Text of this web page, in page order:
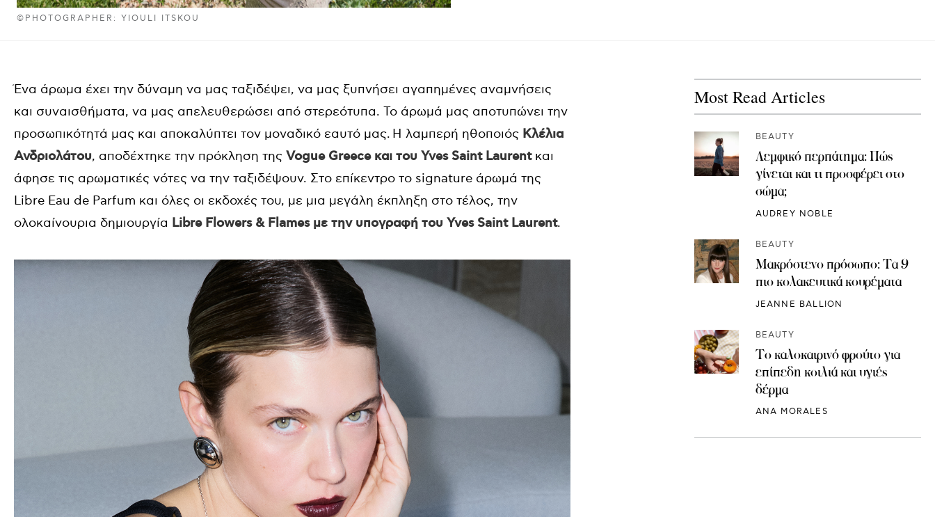
©PHOTOGRAPHER: YIOULI ITSKOU
Ένα άρωμα έχει την δύναμη να μας ταξιδέψει, να μας ξυπνήσει αγαπημένες αναμνήσεις
και συναισθήματα, να μας απελευθερώσει από στερεότυπα. Το άρωμά μας αποτυπώνει την
προσωπικότητά μας και αποκαλύπτει τον μοναδικό εαυτό μας. Η λαμπερή ηθοποιός Κλέλια
Ανδριολάτου, αποδέχτηκε την πρόκληση της Vogue Greece και του Yves Saint Laurentκαι
άφησε τις αρωματικές νότες να την ταξιδέψουν. Στο επίκεντρο το signature άρωμά της
Libre Eau de Parfum και όλες οι εκδοχές του, με μια μεγάλη έκπληξη στο τέλος, την
ολοκαίνουρια δημιουργία Libre Flowers & Flames με την υπογραφή του Yves Saint Laurent.
Most Read Articles
BEAUTY
Λεμφικό περπάτημα: Πώς
γίνεται και τι προσφέρει στο
σώμα;
AUDREY NOBLE
BEAUTY
Μακρόστενο πρόσωπο: Τα 9
πιο κολακευτικά κουρέματα
JEANNE BALLION
BEAUTY
Το καλοκαιρινό φρούτο για
επίπεδη κοιλιά και υγιές
δέρμα
ANA MORALES